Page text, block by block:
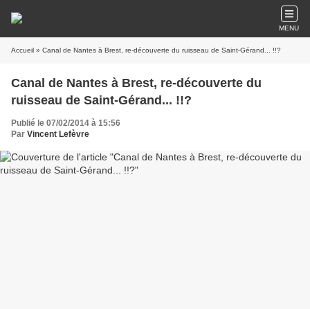
MENU
Accueil » Canal de Nantes à Brest, re-découverte du ruisseau de Saint-Gérand... !!?
Canal de Nantes à Brest, re-découverte du
ruisseau de Saint-Gérand... !!?
Publié le 07/02/2014 à 15:56
Par Vincent Lefèvre